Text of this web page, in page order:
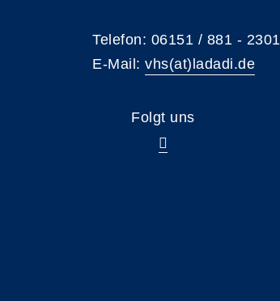
Telefon: 06151 / 881 - 2301
E-Mail: vhs(at)ladadi.de
Folgt uns